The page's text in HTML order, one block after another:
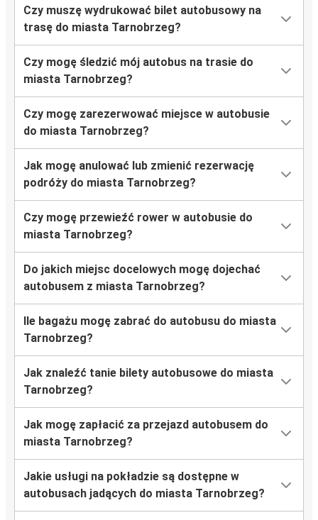
Tarnobrzeg
Port Lotniczy Lublin
Gdańsk
Tarnobrzeg
Berlin
Tarnobrzeg
Kudowa-Zdrój
Tarnobrzeg
Port Lotniczy Katowice
Tarnobrzeg
Czy muszę wydrukować bilet autobusowy na
trasę do miasta Tarnobrzeg?
Czy mogę śledzić mój autobus na trasie do
miasta Tarnobrzeg?
Czy mogę zarezerwować miejsce w autobusie
do miasta Tarnobrzeg?
Jak mogę anulować lub zmienić rezerwację
podróży do miasta Tarnobrzeg?
Czy mogę przewieźć rower w autobusie do
miasta Tarnobrzeg?
Do jakich miejsc docelowych mogę dojechać
autobusem z miasta Tarnobrzeg?
Ile bagażu mogę zabrać do autobusu do miasta
Tarnobrzeg?
Jak znaleźć tanie bilety autobusowe do miasta
Tarnobrzeg?
Jak mogę zapłacić za przejazd autobusem do
miasta Tarnobrzeg?
Jakie usługi na pokładzie są dostępne w
autobusach jadących do miasta Tarnobrzeg?